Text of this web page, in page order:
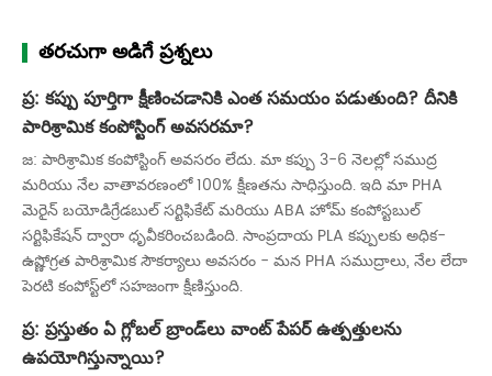
తరచుగా అడిగే ప్రశ్నలు
ప్ర: కప్పు పూర్తిగా క్షీణించడానికి ఎంత సమయం పడుతుంది? దీనికి
పారిశ్రామిక కంపోస్టింగ్ అవసరమా?
జ: పారిశ్రామిక కంపోస్టింగ్ అవసరం లేదు. మా కప్పు 3-6 నెలల్లో సముద్ర
మరియు నేల వాతావరణంలో 100% క్షీణతను సాధిస్తుంది. ఇది మా PHA
మెరైన్ బయోడిగ్రేడబుల్ సర్టిఫికేట్ మరియు ABA హోమ్ కంపోస్టబుల్
సర్టిఫికేషన్ ద్వారా ధృవీకరించబడింది. సాంప్రదాయ PLA కప్పులకు అధిక-
ఉష్ణోగ్రత పారిశ్రామిక సౌకర్యాలు అవసరం - మన PHA సముద్రాలు, నేల లేదా
పెరటి కంపోస్ట్‌లో సహజంగా క్షీణిస్తుంది.
ప్ర: ప్రస్తుతం ఏ గ్లోబల్ బ్రాండ్‌లు వాంట్ పేపర్ ఉత్పత్తులను
ఉపయోగిస్తున్నాయి?